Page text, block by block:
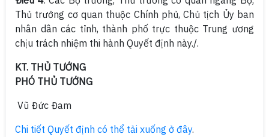
Thủ trưởng cơ quan thuộc Chính phủ, Chủ tịch Ủy ban
nhân dân các tỉnh, thành phố trực thuộc Trung ương
chịu trách nhiệm thi hành Quyết định này./.
KT. THỦ TƯỚNG
PHÓ THỦ TƯỚNG
Vũ Đức Đam
Chi tiết Quyết định có thể tải xuống ở đây.